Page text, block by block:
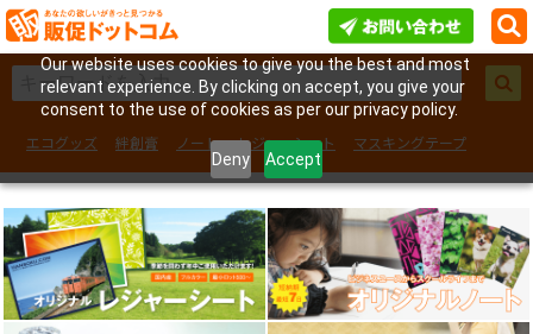
Our website uses cookies to give you the best and most
relevant experience. By clicking on accept, you give your
consent to the use of cookies as per our privacy policy.
Deny Accept
エコグッズ 絆創膏 ノート レジャーシート
マスキングテープ
フェイスシール